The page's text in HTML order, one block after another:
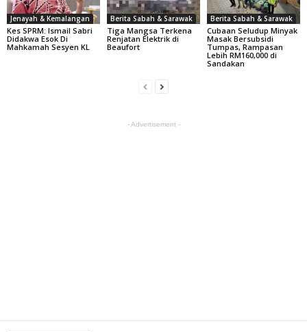
Jenayah & Kemalangan
Kes SPRM: Ismail Sabri
Didakwa Esok Di
Mahkamah Sesyen KL
Berita Sabah & Sarawak
Tiga Mangsa Terkena
Renjatan Elektrik di
Beaufort
Berita Sabah & Sarawak
Cubaan Seludup Minyak
Masak Bersubsidi
Tumpas, Rampasan
Lebih RM160,000 di
Sandakan
- Advertisement -